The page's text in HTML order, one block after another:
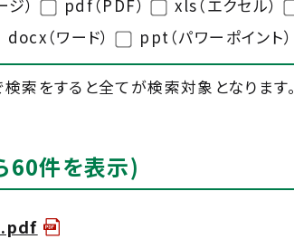
） pdf（PDF） xls（エクセル）
docx（ワード） ppt（パワーポイント）
索をすると全てが検索対象となります。
60件を表示)